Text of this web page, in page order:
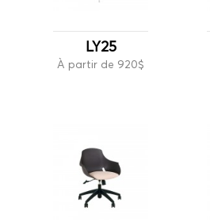
LY25
À partir de 920$